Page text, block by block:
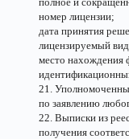
номер лицензии;
дата принятия
лицензируемый
место нахождения
21.
по заявлению
22. Выписки из
получения